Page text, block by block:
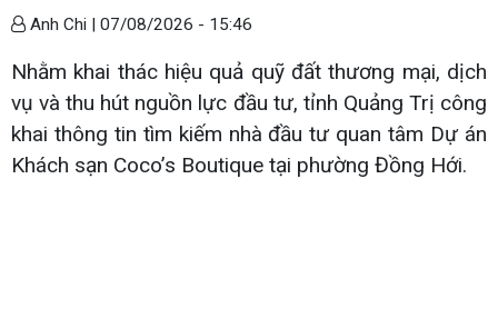
Anh Chi | 07/08/2026 - 15:46
Nhằm khai thác hiệu quả quỹ đất thương mại, dịch
vụ và thu hút nguồn lực đầu tư, tỉnh Quảng Trị công
khai thông tin tìm kiếm nhà đầu tư quan tâm Dự án
Khách sạn Coco’s Boutique tại phường Đồng Hới.